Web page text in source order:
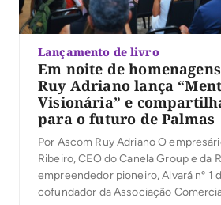
Lançamento de livro
Em noite de
Ruy Adriano lança
Visionária” e
para o futuro de Palmas
Por Ascom Ruy Adriano O
Ribeiro, CEO do Canela Group e da
empreendedor pioneiro, Alvará nº 1
cofundador da Associação